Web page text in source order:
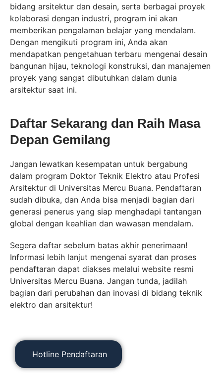
bidang arsitektur dan desain, serta berbagai proyek
kolaborasi dengan industri, program ini akan
memberikan pengalaman belajar yang mendalam.
Dengan mengikuti program ini, Anda akan
mendapatkan pengetahuan terbaru mengenai desain
bangunan hijau, teknologi konstruksi, dan manajemen
proyek yang sangat dibutuhkan dalam dunia
arsitektur saat ini.
Daftar Sekarang dan Raih Masa
Depan Gemilang
Jangan lewatkan kesempatan untuk bergabung
dalam program Doktor Teknik Elektro atau Profesi
Arsitektur di Universitas Mercu Buana. Pendaftaran
sudah dibuka, dan Anda bisa menjadi bagian dari
generasi penerus yang siap menghadapi tantangan
global dengan keahlian dan wawasan mendalam.
Segera daftar sebelum batas akhir penerimaan!
Informasi lebih lanjut mengenai syarat dan proses
pendaftaran dapat diakses melalui website resmi
Universitas Mercu Buana. Jangan tunda, jadilah
bagian dari perubahan dan inovasi di bidang teknik
elektro dan arsitektur!
Hotline Pendaftaran